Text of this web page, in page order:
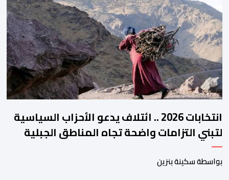
والمجالس الجهوية للهيئة إلى جانب الهيئة الوطنية. وذكر بلاغ للهيئة أن
هذه المنصة، التي تم إطلاقها في إطار استراتيجيتها الرامية إلى التحديث
والتحول الرقمي، تشكل خطوة مهمة في […]
انتخابات 2026 .. ائتلاف يدعو الأحزاب السياسية
لتبني التزامات واضحة تجاه المناطق الجبلية
بواسطة سكينة بنزين